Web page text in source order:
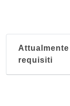
requisiti